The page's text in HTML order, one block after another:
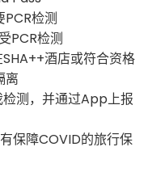
检测
PCR检测
酒店或符合资格
离
测，并通过App上报
保障COVID的旅行保